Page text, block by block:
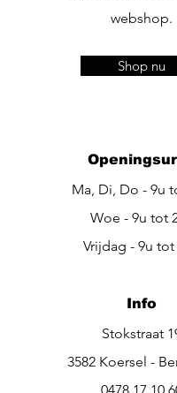
webshop.
Shop nu
Ma, Di, Do - 9u
Woe - 9u tot
Vrijdag - 9u tot
Info
Stokstraat
3582 Koersel -